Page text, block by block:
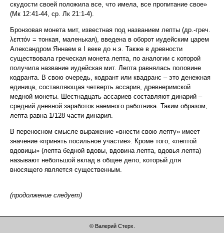
скудости своей положила все, что имела, все пропитание свое»
(Мк 12:41-44, ср. Лк 21:1-4).
Бронзовая монета мит, известная под названием лепты (др.-греч.
λεπτόν = тонкая, маленькая), введена в оборот иудейским царем
Александром Яннаем в I веке до н.э. Также в древности
существовала греческая монета лепта, по аналогии с которой
получила название иудейская мит. Лепта равнялась половине
кодранта. В свою очередь, кодрант или квадранс – это денежная
единица, составляющая четверть ассария, древнеримской
медной монеты. Шестнадцать ассариев составляют динарий –
средний дневной заработок наемного работника. Таким образом,
лепта равна 1/128 части динария.
В переносном смысле выражение «внести свою лепту» имеет
значение «принять посильное участие». Кроме того, «лептой
вдовицы» (лепта бедной вдовы, вдовина лепта, вдовья лепта)
называют небольшой вклад в общее дело, который для
вносящего является существенным.
(продолжение следует)
© Валерий Стерх.